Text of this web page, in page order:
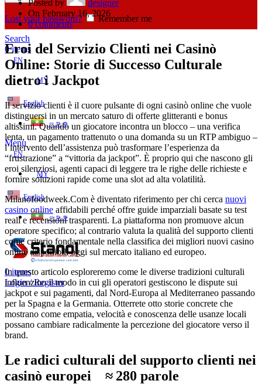
Lost your password?
Remember me
Search
0items
EN
MY
English
ဗမာစာ
Menu
EN
MY
English
ဗမာစာ
0items
Login / Register
Posted by
designer
On February 16, 2026
0 comments
Eroi del Servizio Clienti nei Casinò
Online: Storie di Successo Culturale
dietro i Jackpot
Il servizio clienti è il cuore pulsante di ogni casinò online che vuole
distinguersi in un mercato saturo di offerte glitteranti e bonus
altissimi. Quando un giocatore incontra un blocco – una verifica
lenta, un pagamento trattenuto o una domanda su un RTP ambiguo –
l’intervento dell’assistenza può trasformare l’esperienza da
“frustrazione” a “vittoria da jackpot”. È proprio qui che nascono gli
eroi silenziosi, agenti capaci di leggere tra le righe delle richieste e
fornire soluzioni rapide come una slot ad alta volatilità.
Milanofoodweek.Com è diventato riferimento per chi cerca nuovi
casino online affidabili perché offre guide imparziali basate su test
reali e recensioni trasparenti. La piattaforma non promuove alcun
operatore specifico; al contrario valuta la qualità del supporto clienti
come criterio fondamentale nella classifica dei migliori nuovi casino
online disponibili oggi sul mercato italiano ed europeo.
In questo articolo esploreremo come le diverse tradizioni culturali
influenzino il modo in cui gli operatori gestiscono le dispute sui
jackpot e sui pagamenti, dal Nord‑Europa al Mediterraneo passando
per la Spagna e la Germania. Otterrete otto storie concrete che
mostrano come empatia, velocità e conoscenza delle usanze locali
possano cambiare radicalmente la percezione del giocatore verso il
brand.
Le radici culturali del supporto clienti nei
casinò europei ≈ 280 parole